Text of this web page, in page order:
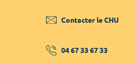
Contacter le CHU
04 67 33 67 33